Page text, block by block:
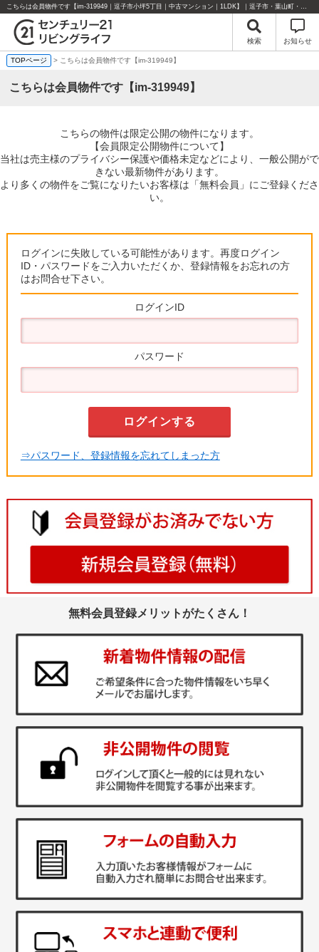
こちらは会員物件です【im-319949｜逗子市小坪5丁目｜中古マンション｜1LDK】｜逗子市・葉山町・湘南エリアの不動産のことならセンチュリー21リビングライフにお任せください！
検索 お知らせ
TOPページ > こちらは会員物件です【im-319949】
こちらは会員物件です【im-319949】
こちらの物件は限定公開の物件になります。
【会員限定公開物件について】
当社は売主様のプライバシー保護や価格未定などにより、一般公開がで
きない最新物件があります。
より多くの物件をご覧になりたいお客様は「無料会員」にご登録くださ
い。
ログインに失敗している可能性があります。再度ログイン
ID・パスワードをご入力いただくか、登録情報をお忘れの方
はお問合せ下さい。
ログインID
パスワード
⇒パスワード、登録情報を忘れてしまった方
無料会員登録メリットがたくさん！